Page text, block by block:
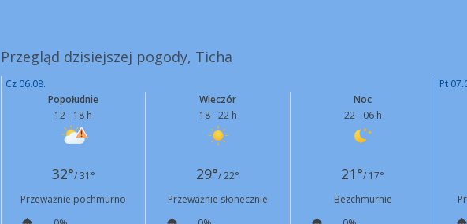
Przegląd dzisiejszej pogody, Ticha
Cz 06.08.
Pt
Popołudnie
12 - 18 h
Wieczór
18 - 22 h
Noc
22 - 06 h
32°/ 31° 29°/ 22° 21°/ 17°
Przeważnie pochmurno
Przeważnie słonecznie Bezchmurnie